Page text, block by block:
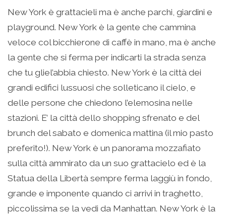
New York è grattacieli ma è anche parchi, giardini e
playground. New York è la gente che cammina
veloce col bicchierone di caffè in mano, ma è anche
la gente che si ferma per indicarti la strada senza
che tu gliel’abbia chiesto. New York è la città dei
grandi edifici lussuosi che solleticano il cielo, e
delle persone che chiedono l’elemosina nelle
stazioni. E’ la città dello shopping sfrenato e del
brunch del sabato e domenica mattina (il mio pasto
preferito!). New York è un panorama mozzafiato
sulla città ammirato da un suo grattacielo ed è la
Statua della Libertà sempre ferma laggiù in fondo,
grande e imponente quando ci arrivi in traghetto,
piccolissima se la vedi da Manhattan. New York è la